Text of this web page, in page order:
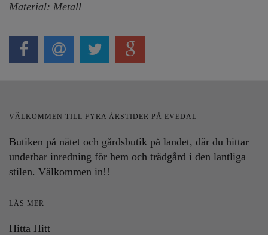
Material: Metall
VÄLKOMMEN TILL FYRA ÅRSTIDER PÅ EVEDAL
Butiken på nätet och gårdsbutik på landet, där du hittar
underbar inredning för hem och trädgård i den lantliga
stilen. Välkommen in!!
LÄS MER
Hitta Hitt